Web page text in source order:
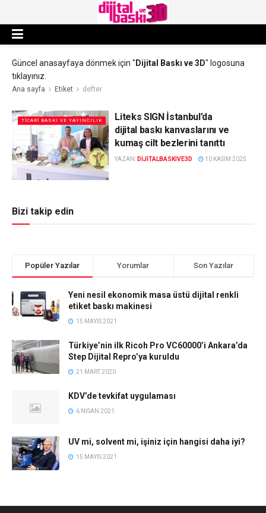
Güncel anasayfaya dönmek için " Dijital Baskı ve 3D" logosuna
tıklayınız.
Ana sayfa Etiket defter
TICARI BASKI VE YAYINCILIK
Liteks SIGN İstanbul’da
dijital baskı kanvaslarını ve
kumaş cilt bezlerini tanıttı
YAZAN: DIJITALBASKIVE3D 10 KASIM 2025
Bizi takip edin
Popüler Yazılar Yorumlar Son Yazılar
Yeni nesil ekonomik masa üstü dijital renkli
etiket baskı makinesi
15 MAYIS 2021
Türkiye’nin ilk Ricoh Pro VC60000’i Ankara’da
Step Dijital Repro’ya kuruldu
21 MART 2020
KDV’de tevkifat uygulaması
6 NISAN 2021
UV mi, solvent mi, işiniz için hangisi daha iyi?
15 MAYIS 2021